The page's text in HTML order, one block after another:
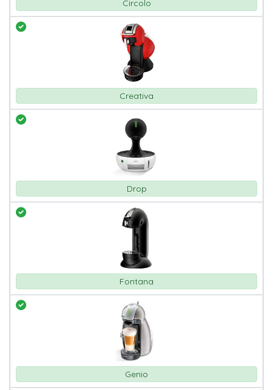
Circolo
Creativa
Drop
Fontana
Genio